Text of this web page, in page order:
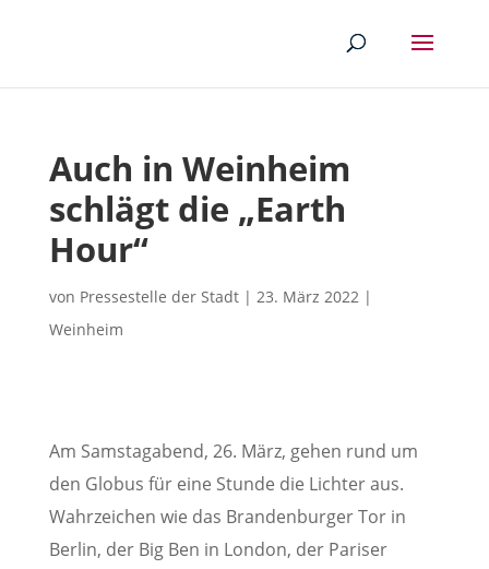
Auch in Weinheim
schlägt die „Earth
Hour“
von Pressestelle der Stadt| 23. März 2022|
Weinheim
Am Samstagabend, 26. März, gehen rund um
den Globus für eine Stunde die Lichter aus.
Wahrzeichen wie das Brandenburger Tor in
Berlin, der Big Ben in London, der Pariser